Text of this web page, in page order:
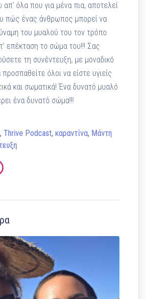
απ’ όλα που για μένα πια, αποτελεί
πώς ένας άνθρωπος μπορεί να
του μυαλού του τον τρόπο
επέκταση το σώμα του!!! Σας
τη συνέντευξη, με μοναδικό
όλοι να είστε υγιείς
και σωματικά! Ένα δυνατό μυαλό
ένα δυνατό σώμα!!!
,Thrive Podcast,καραντίνα, Μάντη